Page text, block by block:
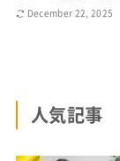
December 22, 2025
人気記事